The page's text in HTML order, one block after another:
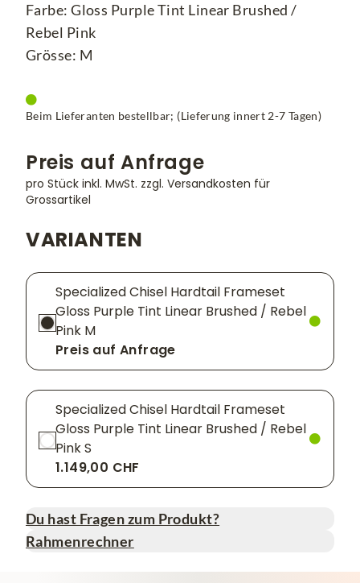
Farbe: Gloss Purple Tint Linear Brushed /
Rebel Pink
Grösse: M
Beim Lieferanten bestellbar; (Lieferung innert 2-7 Tagen)
Preis auf Anfrage
pro Stück inkl. MwSt. zzgl. Versandkosten für
Grossartikel
VARIANTEN
Specialized Chisel Hardtail Frameset
Gloss Purple Tint Linear Brushed / Rebel
Pink M
Preis auf Anfrage
Specialized Chisel Hardtail Frameset
Gloss Purple Tint Linear Brushed / Rebel
Pink S
1.149,00 CHF
Du hast Fragen zum Produkt?
Rahmenrechner